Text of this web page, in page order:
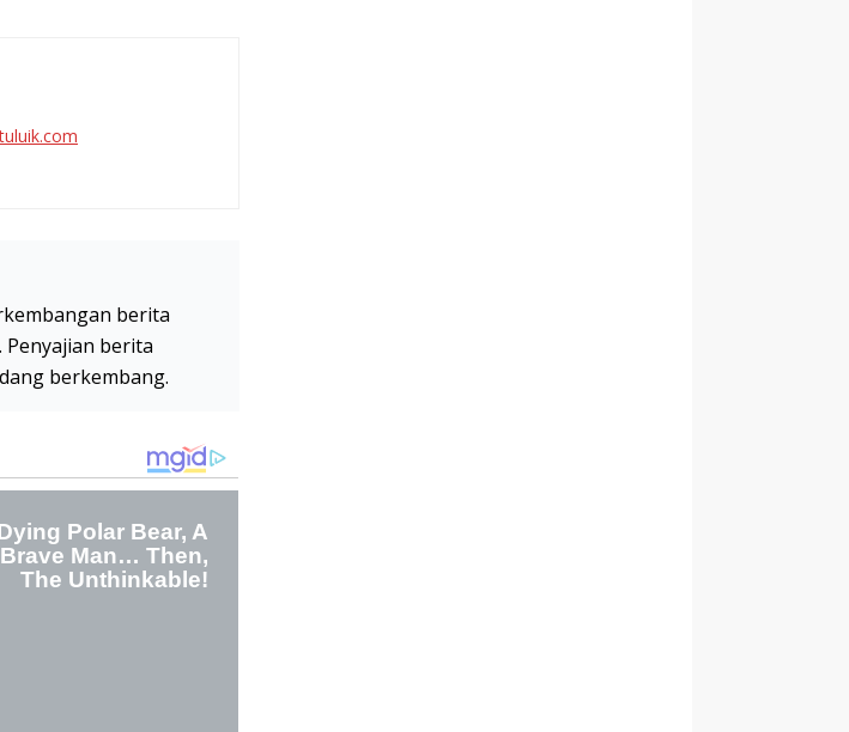
berita
. Penyajian berita
berkembang.